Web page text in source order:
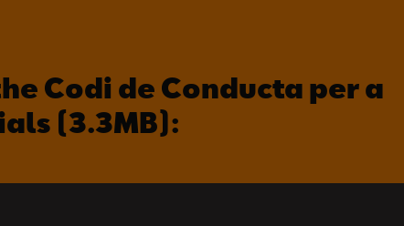
Codi de Conducta per a
(3.3MB):